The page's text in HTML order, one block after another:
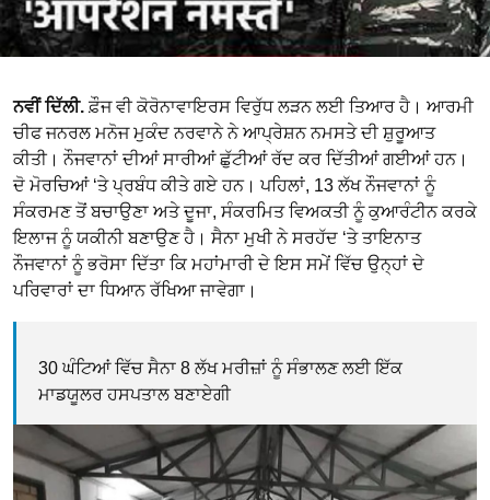
ਨਵੀਂ ਦਿੱਲੀ. ਫ਼ੌਜ ਵੀ ਕੋਰੋਨਾਵਾਇਰਸ ਵਿਰੁੱਧ ਲੜਨ ਲਈ ਤਿਆਰ ਹੈ। ਆਰਮੀ
ਚੀਫ ਜਨਰਲ ਮਨੋਜ ਮੁਕੰਦ ਨਰਵਾਨੇ ਨੇ ਆਪ੍ਰੇਸ਼ਨ ਨਮਸਤੇ ਦੀ ਸ਼ੁਰੂਆਤ
ਕੀਤੀ। ਨੌਜਵਾਨਾਂ ਦੀਆਂ ਸਾਰੀਆਂ ਛੁੱਟੀਆਂ ਰੱਦ ਕਰ ਦਿੱਤੀਆਂ ਗਈਆਂ ਹਨ।
ਦੋ ਮੋਰਚਿਆਂ ‘ਤੇ ਪ੍ਰਬੰਧ ਕੀਤੇ ਗਏ ਹਨ। ਪਹਿਲਾਂ, 13 ਲੱਖ ਨੌਜਵਾਨਾਂ ਨੂੰ
ਸੰਕਰਮਣ ਤੋਂ ਬਚਾਉਣਾ ਅਤੇ ਦੂਜਾ, ਸੰਕਰਮਿਤ ਵਿਅਕਤੀ ਨੂੰ ਕੁਆਰੰਟੀਨ ਕਰਕੇ
ਇਲਾਜ ਨੂੰ ਯਕੀਨੀ ਬਣਾਉਣ ਹੈ। ਸੈਨਾ ਮੁਖੀ ਨੇ ਸਰਹੱਦ ‘ਤੇ ਤਾਇਨਾਤ
ਨੌਜਵਾਨਾਂ ਨੂੰ ਭਰੋਸਾ ਦਿੱਤਾ ਕਿ ਮਹਾਂਮਾਰੀ ਦੇ ਇਸ ਸਮੇਂ ਵਿੱਚ ਉਨ੍ਹਾਂ ਦੇ
ਪਰਿਵਾਰਾਂ ਦਾ ਧਿਆਨ ਰੱਖਿਆ ਜਾਵੇਗਾ।
30 ਘੰਟਿਆਂ ਵਿੱਚ ਸੈਨਾ 8 ਲੱਖ ਮਰੀਜ਼ਾਂ ਨੂੰ ਸੰਭਾਲਣ ਲਈ ਇੱਕ
ਮਾਡਯੂਲਰ ਹਸਪਤਾਲ ਬਣਾਏਗੀ